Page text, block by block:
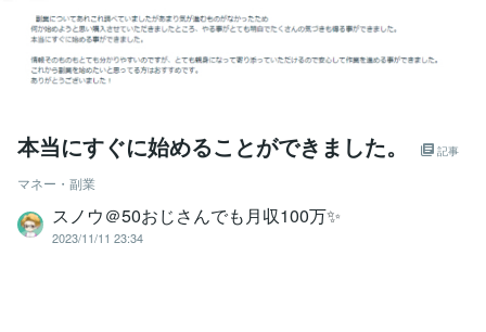
本当にすぐに始めることができました。 記事
マネー・副業
スノウ＠50おじさんでも月収100万✨
2023/11/11 23:34